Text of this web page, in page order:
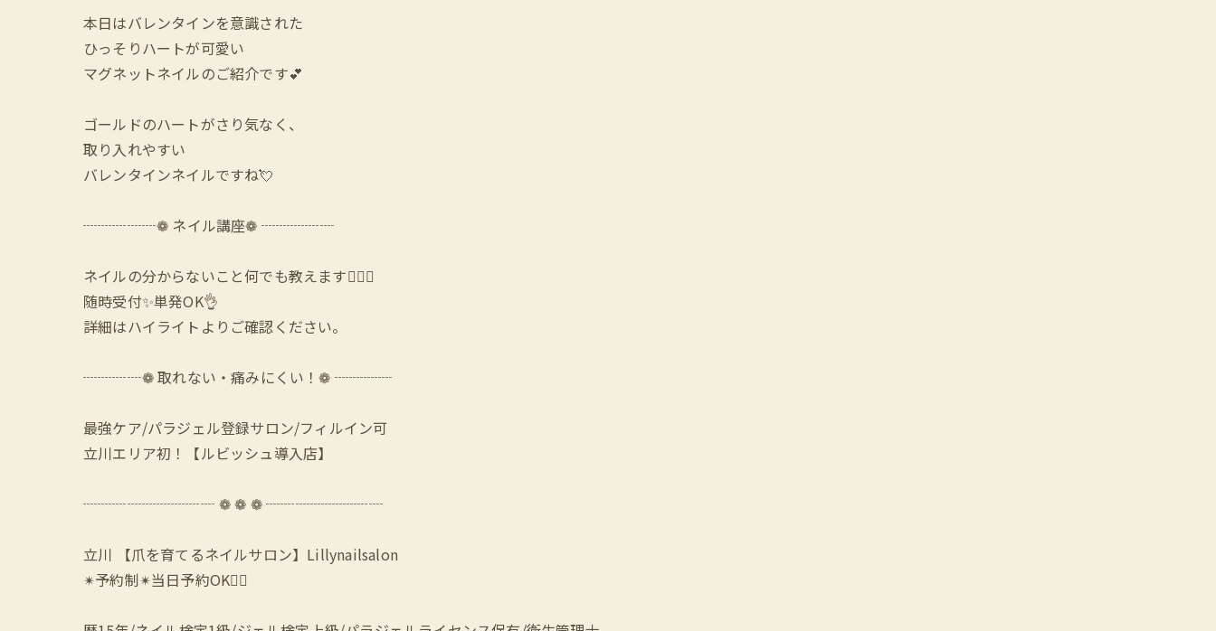
本日はバレンタインを意識された
ひっそりハートが可愛い
マグネットネイルのご紹介です💕
ゴールドのハートがさり気なく、
取り入れやすい
バレンタインネイルですね💘
┈┈┈┈┈❁ ネイル講座❁ ┈┈┈┈┈
ネイルの分からないこと何でも教えます🙆‍♀️✨
随時受付✨単発OK👌
詳細はハイライトよりご確認ください。
┈┈┈┈❁ 取れない・痛みにくい！❁ ┈┈┈┈
最強ケア/パラジェル登録サロン/フィルイン可
立川エリア初！【ルビッシュ導入店】
┈┈┈┈┈┈┈┈┈ ❁ ❁ ❁ ┈┈┈┈┈┈┈┈
立川 【爪を育てるネイルサロン】Lillynailsalon
✴︎予約制✴︎当日予約OK🙆‍♀️